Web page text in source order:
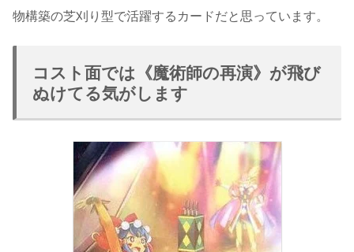
物構築の芝刈り型で活躍するカードだと思っています。
コスト面では《魔術師の再演》が飛び
ぬけてる気がします